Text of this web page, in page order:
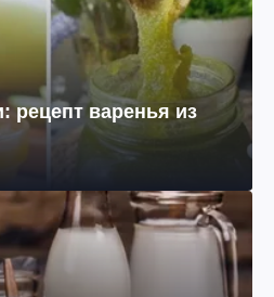
рецепт варенья из